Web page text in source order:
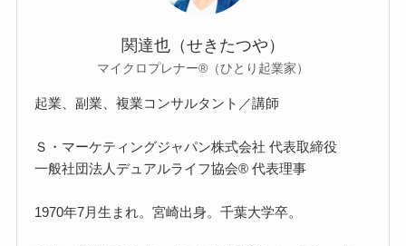
関達也（せきたつや）
マイクロプレナー®（ひとり起業家）
起業、副業、複業コンサルタント／講師
Ｓ・マーケティングジャパン株式会社 代表取締役
一般社団法人デュアルライフ協会® 代表理事
1970年7月生まれ。宮崎出身。千葉大学卒。